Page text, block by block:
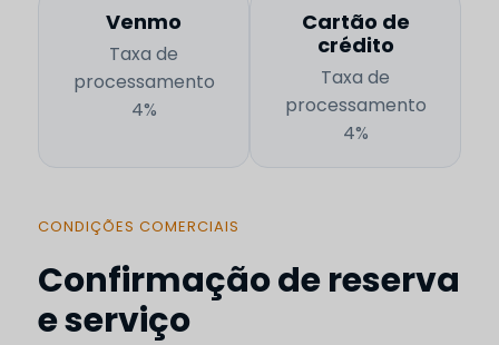
Venmo
Taxa de
processamento
4%
Cartão de
crédito
Taxa de
processamento
4%
CONDIÇÕES COMERCIAIS
Confirmação de reserva
e serviço